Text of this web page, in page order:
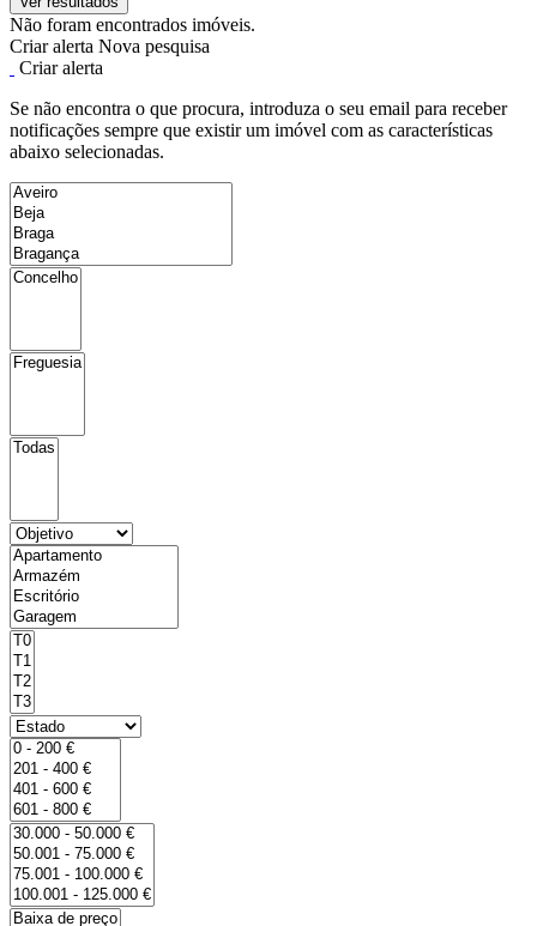
Não foram encontrados imóveis.
Criar alerta Nova pesquisa
Criar alerta
Se não encontra o que procura, introduza o seu email para receber
notificações sempre que existir um imóvel com as características
abaixo selecionadas.